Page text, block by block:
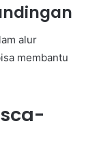
alur
membantu